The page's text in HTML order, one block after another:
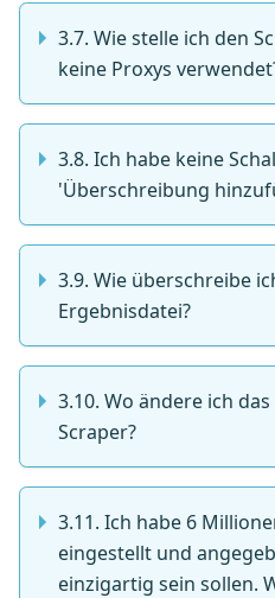
3.7. Wie stelle ich den
keine Proxys
3.8. Ich habe keine
'Überschreibung
3.9. Wie überschreibe
Ergebnisdatei?
3.10. Wo ändere ich
Scraper?
3.11. Ich habe 6
eingestellt und
einzigartig sein sollen.